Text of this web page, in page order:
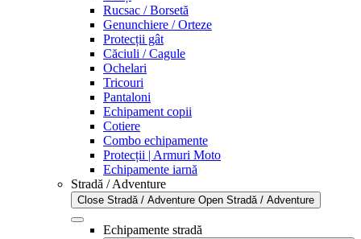
Rucsac / Borsetă
Genunchiere / Orteze
Protecții gât
Căciuli / Cagule
Ochelari
Tricouri
Pantaloni
Echipament copii
Cotiere
Combo echipamente
Protecții | Armuri Moto
Echipamente iarnă
Stradă / Adventure
Close Stradă / Adventure Open Stradă / Adventure
Echipamente stradă